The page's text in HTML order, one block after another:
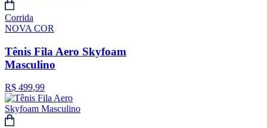
Corrida
NOVA COR
Tênis Fila Aero Skyfoam
Masculino
R$ 499,99